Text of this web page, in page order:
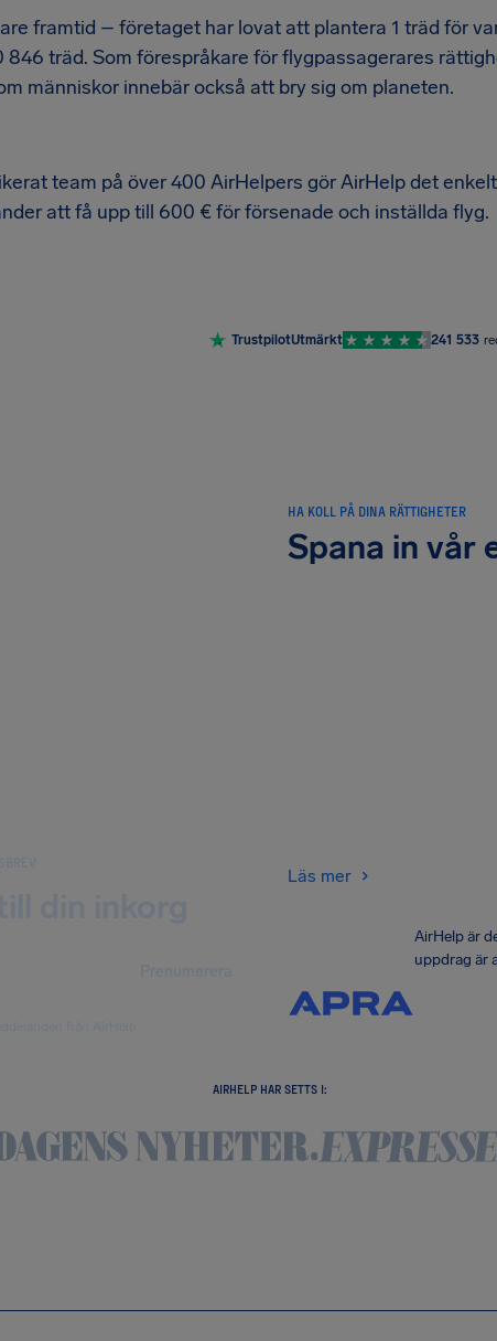
framtid – företaget har lovat att plantera 1 träd för
träd. Som förespråkare för flygpassagerares
människor innebär också att bry sig om planeten.
team på över 400 AirHelpers gör AirHelp det
att få upp till 600 € för försenade och inställda flyg.
TrustpilotUtmärkt 241 533
HA KOLL PÅ DINA RÄTTIGHETER
Spana in vår
Läs mer
AirHelp är
uppdrag är
AIRHELP HAR SETTS I: